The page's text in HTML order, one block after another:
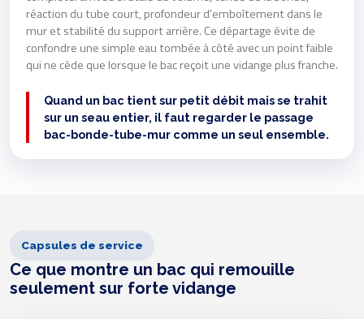
réaction du tube court, profondeur d’emboîtement dans le
mur et stabilité du support arrière. Ce départage évite de
confondre une simple eau tombée à côté avec un point faible
qui ne cède que lorsque le bac reçoit une vidange plus franche.
Quand un bac tient sur petit débit mais se trahit
sur un seau entier, il faut regarder le passage
bac-bonde-tube-mur comme un seul ensemble.
Capsules de service
Ce que montre un bac qui remouille
seulement sur forte vidange